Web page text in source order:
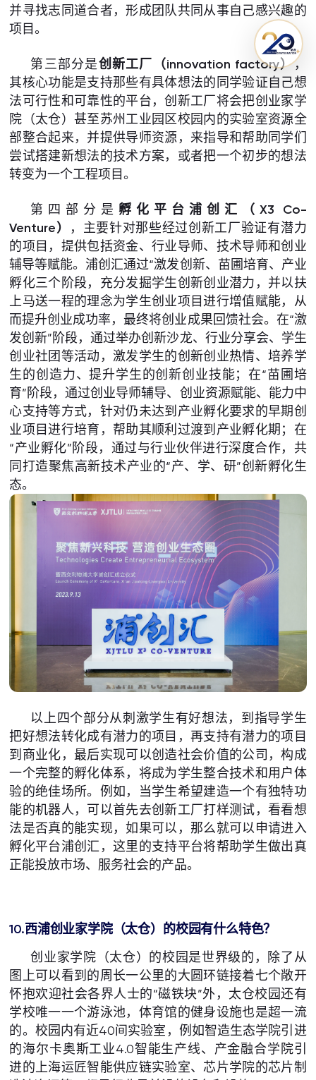
并寻找志同道合者，形成团队共同从事自己感兴趣的
项目。
第三部分是创新工厂（innovation factory），
其核心功能是支持那些有具体想法的同学验证自己想
法可行性和可靠性的平台，创新工厂将会把创业家学
院（太仓）甚至苏州工业园区校园内的实验室资源全
部整合起来，并提供导师资源，来指导和帮助同学们
尝试搭建新想法的技术方案，或者把一个初步的想法
转变为一个工程项目。
第四部分是孵化平台浦创汇（X3 Co-
Venture）
，主要针对那些经过创新工厂验证有潜力
的项目，提供包括资金、行业导师、技术导师和创业
辅导等赋能。浦创汇通过“激发创新、苗圃培育、产业
孵化三个阶段，充分发掘学生创新创业潜力，并以扶
上马送一程的理念为学生创业项目进行增值赋能，从
而提升创业成功率，最终将创业成果回馈社会。在“激
发创新”阶段，通过举办创新沙龙、行业分享会、学生
创业社团等活动，激发学生的创新创业热情、培养学
生的创造力、提升学生的创新创业技能；在“苗圃培
育”阶段，通过创业导师辅导、创业资源赋能、能力中
心支持等方式，针对仍未达到产业孵化要求的早期创
业项目进行培育，帮助其顺利过渡到产业孵化期；在
“产业孵化”阶段，通过与行业伙伴进行深度合作，共
同打造聚焦高新技术产业的“产、学、研”创新孵化生
态。
以上四个部分从刺激学生有好想法，到指导学生
把好想法转化成有潜力的项目，再支持有潜力的项目
到商业化，最后实现可以创造社会价值的公司，构成
一个完整的孵化体系，将成为学生整合技术和用户体
验的绝佳场所。例如，当学生希望建造一个有独特功
能的机器人，可以首先去创新工厂打样测试，看看想
法是否真的能实现，如果可以，那么就可以申请进入
孵化平台浦创汇，这里的支持平台将帮助学生做出真
正能投放市场、服务社会的产品。
10.西浦创业家学院（太仓）的校园有什么特色？
创业家学院（太仓）的校园是世界级的，除了从
图上可以看到的周长一公里的大圆环链接着七个敞开
怀抱欢迎社会各界人士的“磁铁块”外，太仓校园还有
学校唯一一个游泳池，体育馆的健身设施也是超一流
的。校园内有近40间实验室，例如智造生态学院引进
的海尔卡奥斯工业4.0智能生产线、产金融合学院引
进的上海运匠智能供应链实验室、芯片学院的芯片制